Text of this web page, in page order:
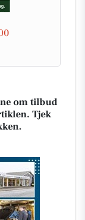
om tilbud
Tjek